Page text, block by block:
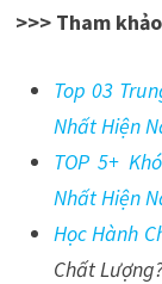
>>> Tham
Top 03
Nhất Hiện
TOP 5+
Nhất Hiện
Học Hành
Chất Lượng?